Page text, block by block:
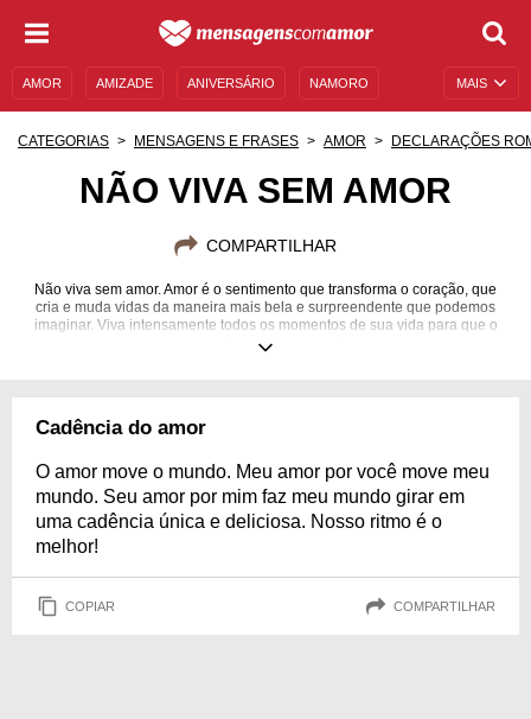
MAIS
AMOR AMIZADE ANIVERSÁRIO NAMORO
UNIVERSO FEMININO
CATEGORIAS MENSAGENS E FRASES AMOR DECLARAÇÕES
NÃO VIVA SEM AMOR
COMPARTILHAR
Não viva sem amor. Amor é o sentimento que transforma o coração, que
cria e muda vidas da maneira mais bela e surpreendente que podemos
imaginar. Viva intensamente todos os momentos de sua vida para que o
amor entre em seu coração.
Cadência do amor
O amor move o mundo. Meu amor por você move meu
mundo. Seu amor por mim faz meu mundo girar em
uma cadência única e deliciosa. Nosso ritmo é o
melhor!
COPIAR COMPARTILHAR